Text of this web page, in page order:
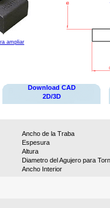
ampliar
Download CAD
2D/3D
Ancho de la Traba
Espesura
Altura
Diametro del Agujero para
Ancho Interior